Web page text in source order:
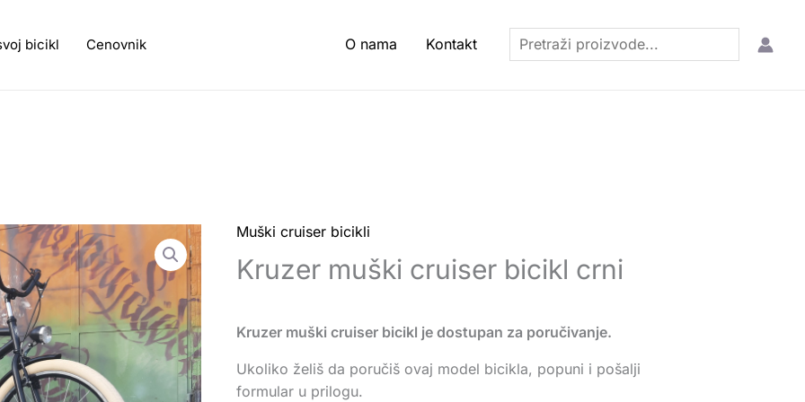
bicikl Cenovnik O nama Kontakt
Muški cruiser bicikli
Kruzer muški cruiser bicikl crni
Kruzer muški cruiser bicikl je dostupan za poručivanje.
Ukoliko želiš da poručiš ovaj model bicikla, popuni i pošalji
formular u prilogu.